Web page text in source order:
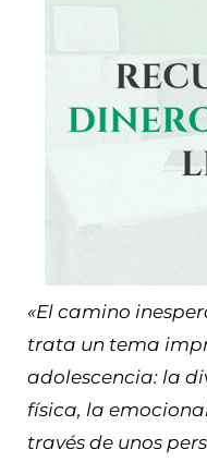
«El camino
trata un tema
adolescencia: la
física, la
través de unos